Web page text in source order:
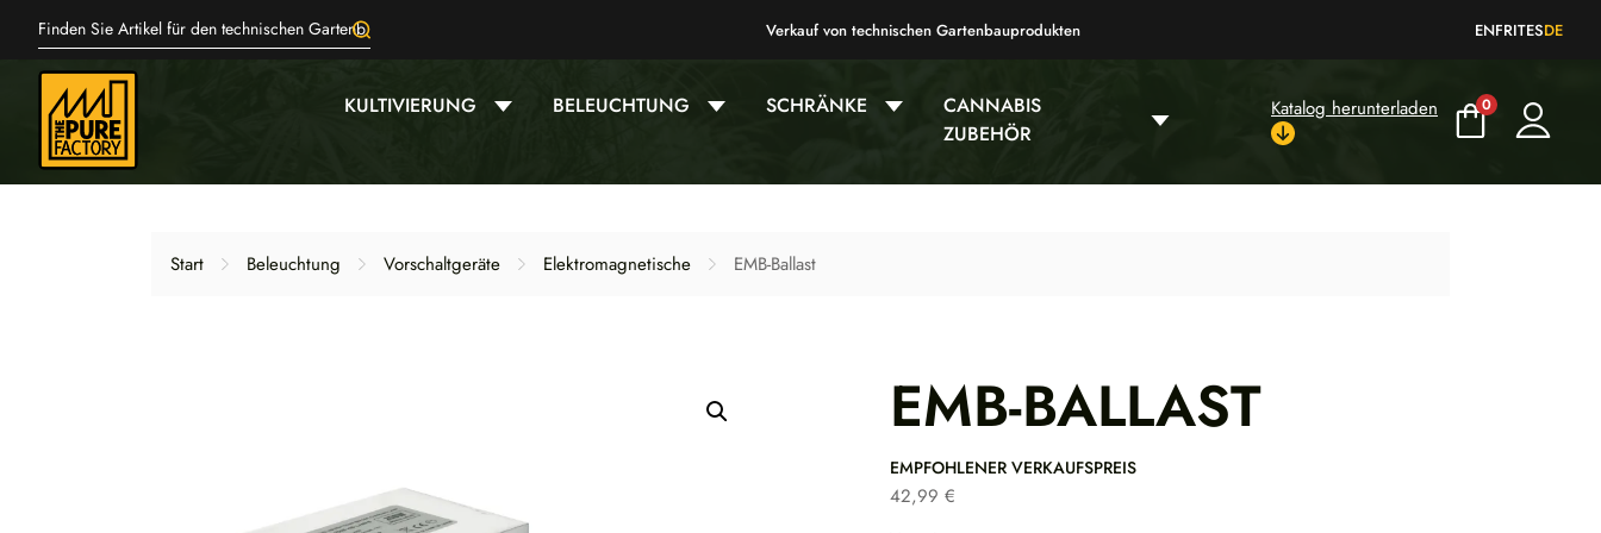
ENFRITESDE
Verkauf von technischen Gartenbauprodukten
KULTIVIERUNG BELEUCHTUNG SCHRÄNKE
CANNABIS
ZUBEHÖR
Katalog herunterladen 0
Start Beleuchtung Vorschaltgeräte Elektromagnetische EMB-Ballast
EMB-BALLAST
EMPFOHLENER VERKAUFSPREIS
42,99 €